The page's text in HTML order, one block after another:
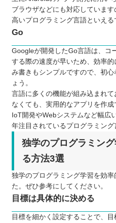
ブラウザなどにも対応していま
高いプログラミング言語といえる
Go
Googleが開発したGo言語は、コ
する際の速度が早いため、効率
み書きもシンプルですので、初
ょう。
言語に多くの機能が組み込まれ
なくても、実用的なアプリを作成
IoT開発やWebシステムなど幅広
年注目されているプログラミング
独学のプログラミン
る方法3選
独学のプログラミング学習を効
た。ぜひ参考にしてください。
目標は具体的に決める
目標を細かく設定することで、